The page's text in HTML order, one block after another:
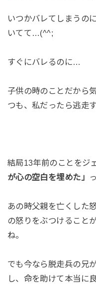
いつかバレてしまうの
いてて…(^^;
すぐにバレるのに…
子供の時のことだから
つも、私だったら逃走
結局13年前のことをジ
が心の空白を埋めた」
あの時父親を亡くした
の怒りをぶつけること
ね。
でも今なら脱走兵の兄
し、命を助けて本当に